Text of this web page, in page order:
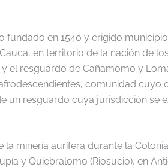
en 1540 y erigido
en territorio de la nación de
el resguardo de Cañamomo y
comunidad cuyo
un resguardo cuya jurisdicción se
minería aurífera durante la
y Quiebralomo (Riosucio), en